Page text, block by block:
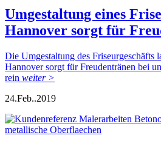
Umgestaltung eines
Hannover sorgt für
Die Umgestaltung des Friseurgeschäfts
Hannover sorgt für Freudentränen bei
rein weiter >
24.Feb..2019